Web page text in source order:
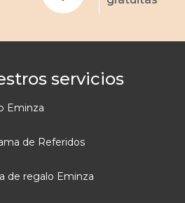
servicios
Eminza
de Referidos
de regalo Eminza